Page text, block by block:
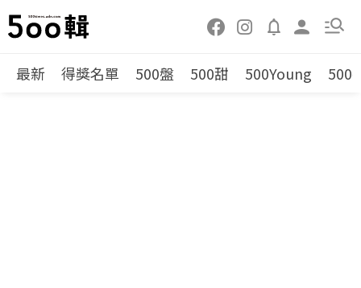
最新 得獎名單 500盤 500甜 500Young 500